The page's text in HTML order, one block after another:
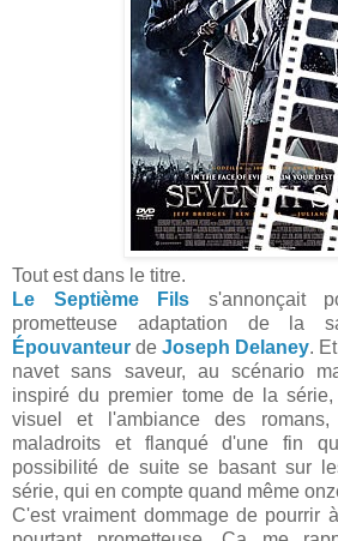
Tout est dans le titre.
Le Septième Fils s'annonçait
prometteuse adaptation de la
Épouvanteur de Joseph Delaney.
navet sans saveur, au scénario
inspiré du premier tome de la
visuel et l'ambiance des
maladroits et flanqué d'une fin
possibilité de suite se basant sur
série, qui en compte quand même
C'est vraiment dommage de pourrir